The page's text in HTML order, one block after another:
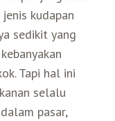
kudapan
sedikit yang
Tapi hal ini
selalu
pasar,